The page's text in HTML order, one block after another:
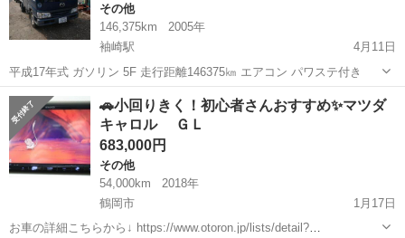
その他
146,375km
2005年
袖崎駅
4月11日
平成17年式 ガソリン 5F 走行距離146375㎞ エアコン パワステ付き
山形 袖崎駅 その他 ダブルキャブ
🚗小回りきく！初心者さんおすすめ✨マツダ
キャロル ＧＬ
683,000円
その他
54,000km
2018年
鶴岡市
1月17日
お車の詳細こちらから↓ https://www.otoron.jp/lists/detail?